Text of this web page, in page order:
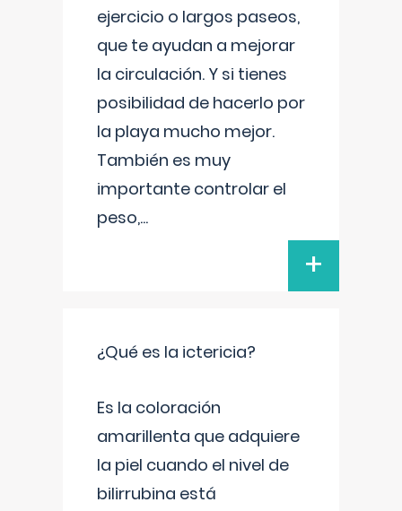
ejercicio o largos paseos,
que te ayudan a mejorar
la circulación. Y si tienes
posibilidad de hacerlo por
la playa mucho mejor.
También es muy
importante controlar el
peso,...
+
¿Qué es la ictericia?
Es la coloración
amarillenta que adquiere
la piel cuando el nivel de
bilirrubina está